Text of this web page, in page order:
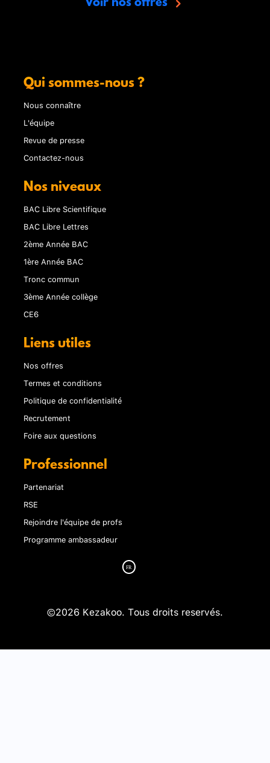
Voir nos offres
Qui sommes-nous ?
Nous connaître
L'équipe
Revue de presse
Contactez-nous
Nos niveaux
BAC Libre Scientifique
BAC Libre Lettres
2ème Année BAC
1ère Année BAC
Tronc commun
3ème Année collège
CE6
Liens utiles
Nos offres
Termes et conditions
Politique de confidentialité
Recrutement
Foire aux questions
Professionnel
Partenariat
RSE
Rejoindre l'équipe de profs
Programme ambassadeur
©2026 Kezakoo. Tous droits reservés.